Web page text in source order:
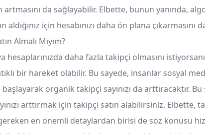
artmasını da sağlayabilir. Elbette, bunun yanında,
için hesabınızı daha ön plana çıkarmasını
Almalı Mıyım?
hesaplarınızda daha fazla takipçi olmasını
bir hareket olabilir. Bu sayede, insanlar sosyal
başlayarak organik takipçi sayınızı da arttıracaktır.
arttırmak için takipçi satın alabilirsiniz. Elbette,
en önemli detaylardan birisi de söz konusu